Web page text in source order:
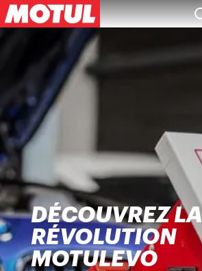
DÉCOUVREZ LA
RÉVOLUTION
MOTULEVO